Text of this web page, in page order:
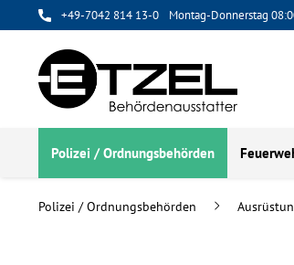
+49-7042 814 13-0 Montag-Donnerstag
Polizei / Ordnungsbehörden
Polizei / Ordnungsbehörden